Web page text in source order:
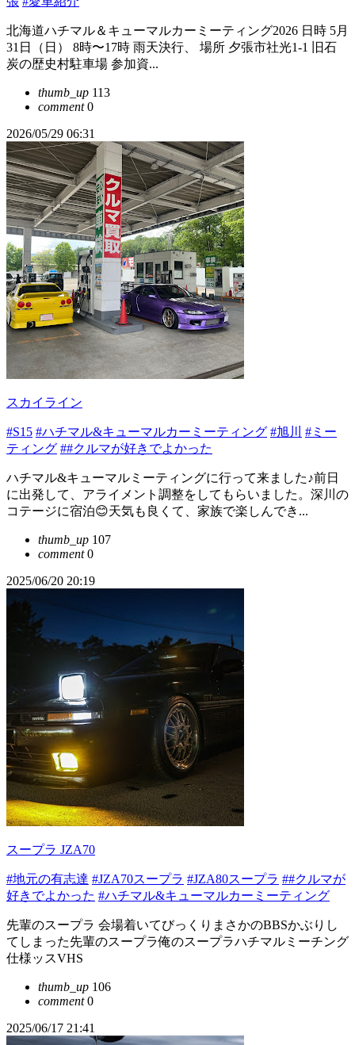
北海道ハチマル＆キューマルカーミーティング2026 日時 5月
31日（日） 8時〜17時 雨天決行、 場所 夕張市社光1-1 旧石
炭の歴史村駐車場 参加資...
thumb_up 113
comment0
2026/05/29 06:31
スカイライン
#S15 #ハチマル&キューマルカーミーティング #旭川
#ミー
ティング ##クルマが好きでよかった
ハチマル&キューマルミーティングに行って来ました♪前日
に出発して、アライメント調整をしてもらいました。深川の
コテージに宿泊😊天気も良くて、家族で楽しんでき...
thumb_up 107
comment0
2025/06/20 20:19
スープラ JZA70
#地元の有志達 #JZA70スープラ #JZA80スープラ ##クルマが
好きでよかった #ハチマル&キューマルカーミーティング
先輩のスープラ 会場着いてびっくりまさかのBBSかぶりし
てしまった先輩のスープラ俺のスープラハチマルミーチング
仕様ッスVHS
thumb_up 106
comment0
2025/06/17 21:41